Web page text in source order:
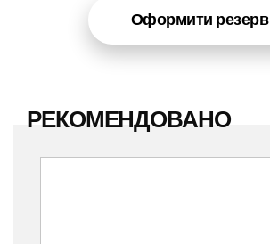
Оформити резерв
РЕКОМЕНДОВАНО